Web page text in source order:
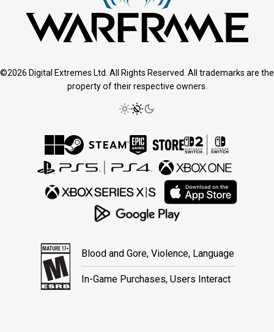
©2026 Digital Extremes Ltd. All Rights Reserved. All trademarks are the
property of their respective owners.
Blood and Gore, Violence, Language
In-Game Purchases, Users Interact